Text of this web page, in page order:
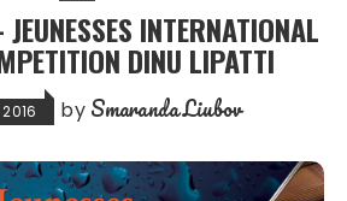
INTERNATIONAL
DINU LIPATTI
by Smaranda Liubov